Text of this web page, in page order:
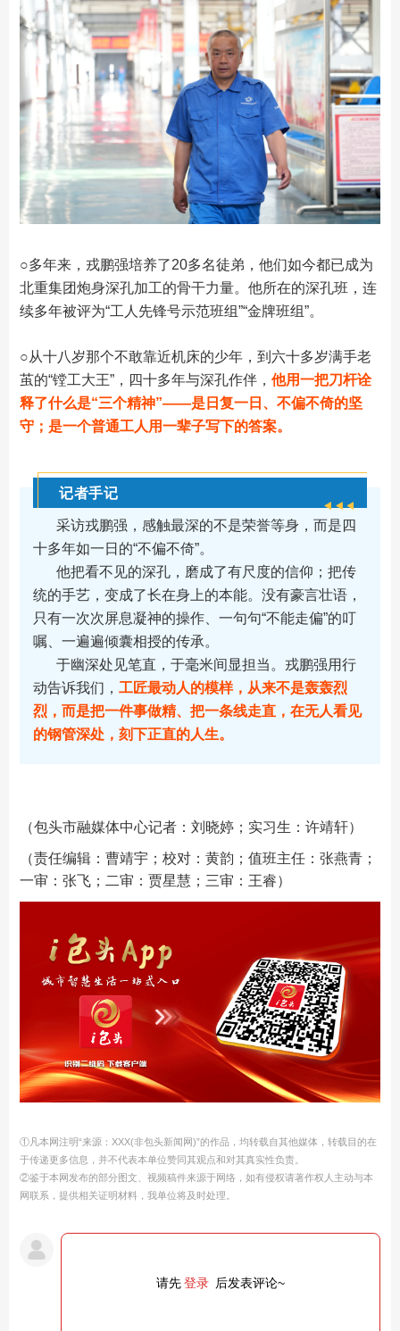
○多年来，戎鹏强培养了20多名徒弟，他们如今都已成为
北重集团炮身深孔加工的骨干力量。他所在的深孔班，连
续多年被评为“工人先锋号示范班组”“金牌班组”。
○从十八岁那个不敢靠近机床的少年，到六十多岁满手老
茧的“镗工大王”，四十多年与深孔作伴， 他用一把刀杆诠
释了什么是“三个精神”——是日复一日、不偏不倚的坚
守；是一个普通工人用一辈子写下的答案。
记者手记
采访戎鹏强，感触最深的不是荣誉等身，而是四
十多年如一日的“不偏不倚”。
他把看不见的深孔，磨成了有尺度的信仰；把传
统的手艺，变成了长在身上的本能。没有豪言壮语，
只有一次次屏息凝神的操作、一句句“不能走偏”的叮
嘱、一遍遍倾囊相授的传承。
于幽深处见笔直，于毫米间显担当。戎鹏强用行
动告诉我们， 工匠最动人的模样，从来不是轰轰烈
烈，而是把一件事做精、把一条线走直，在无人看见
的钢管深处，刻下正直的人生。
（包头市融媒体中心记者：刘晓婷；实习生：许靖轩）
（责任编辑：曹靖宇；校对：黄韵；值班主任：张燕青；
一审：张飞；二审：贾星慧；三审：王睿）
①凡本网注明“来源：XXX(非包头新闻网)”的作品，均转载自其他媒体，转载目的在
于传递更多信息，并不代表本单位赞同其观点和对其真实性负责。
②鉴于本网发布的部分图文、视频稿件来源于网络，如有侵权请著作权人主动与本
网联系，提供相关证明材料，我单位将及时处理。
请先登录 后发表评论~